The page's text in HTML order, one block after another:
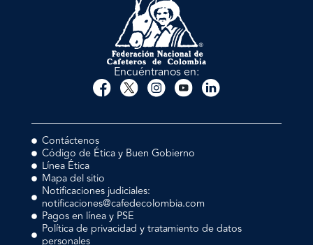
Encuéntranos en:
Contáctenos
Código de Ética y Buen Gobierno
Línea Ética
Mapa del sitio
Notificaciones judiciales:
notificaciones@cafedecolombia.com
Pagos en línea y PSE
Política de privacidad y tratamiento de datos
personales